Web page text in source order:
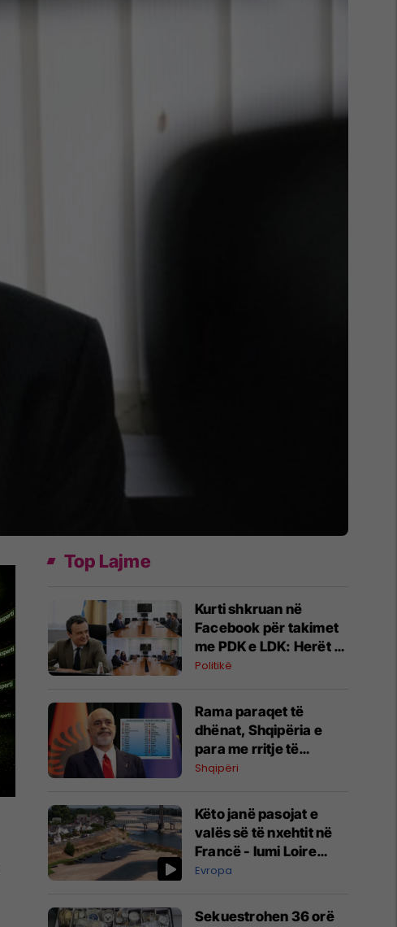
Top Lajme
Kurti shkruan në
Facebook për takimet
me PDK e LDK: Herët të
flasim për rezultate
optimistë
Politikë
​Rama paraqet të
dhënat, Shqipëria e
para me rritje të
trafikut ajror të në maj
Shqipëri
Këto janë pasojat e
valës së të nxehtit në
Francë - lumi Loire
është bërë pothuajse i
Evropa
S​ekuestrohen 36 orë